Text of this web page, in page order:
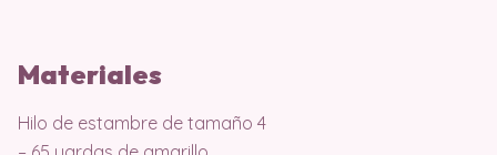
Materiales
Hilo de estambre de tamaño 4